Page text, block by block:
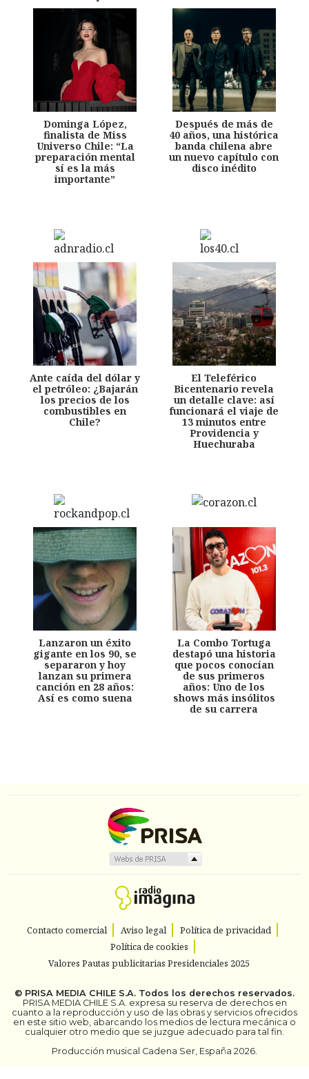
Dominga López,
finalista de Miss
Universo Chile: “La
preparación mental
sí es la más
importante”
Después de más de
40 años, una histórica
banda chilena abre
un nuevo capítulo con
disco inédito
Ante caída del dólar y
el petróleo: ¿Bajarán
los precios de los
combustibles en
Chile?
El Teleférico
Bicentenario revela
un detalle clave: así
funcionará el viaje de
13 minutos entre
Providencia y
Huechuraba
Lanzaron un éxito
gigante en los 90, se
separaron y hoy
lanzan su primera
canción en 28 años:
Así es como suena
La Combo Tortuga
destapó una historia
que pocos conocían
de sus primeros
años: Uno de los
shows más insólitos
de su carrera
Contacto comercial Aviso legal
Política de privacidad
Política de cookies
Valores Pautas publicitarias Presidenciales 2025
© PRISA MEDIA CHILE S.A. Todos los derechos reservados.
PRISA MEDIA CHILE S.A. expresa su reserva de derechos en
cuanto a la reproducción y uso de las obras y servicios ofrecidos
en este sitio web, abarcando los medios de lectura mecánica o
cualquier otro medio que se juzgue adecuado para tal fin.
Producción musical Cadena Ser, España 2026.